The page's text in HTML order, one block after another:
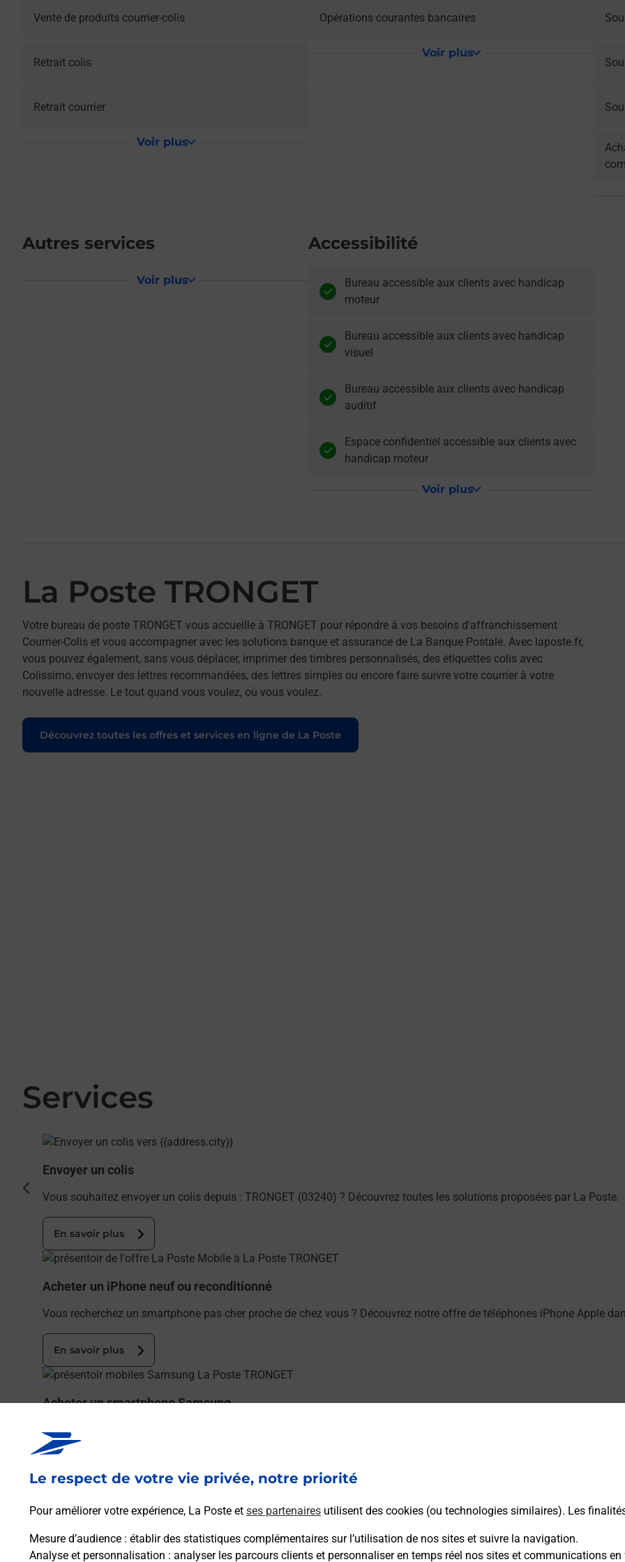
Le respect de votre vie privée, notre priorité
Pour améliorer votre expérience, La Poste et ses partenaires utilisent des cookies (ou technologies similaires). Les
Mesure d’audience : établir des statistiques complémentaires sur l’utilisation de nos sites et suivre la navigation.
Analyse et personnalisation : analyser les parcours clients et personnaliser en temps réel nos sites et communications
Vente de produits courrier-colis
Retrait colis
Retrait courrier
Voir plus
Opérations courantes bancaires
Voir plus
Autres services
Voir plus
Accessibilité
Bureau accessible aux clients avec handicap
moteur
Bureau accessible aux clients avec handicap
visuel
Bureau accessible aux clients avec handicap
auditif
Espace confidentiel accessible aux clients avec
handicap moteur
Voir plus
La Poste TRONGET
Votre bureau de poste TRONGET vous accueille à TRONGET pour répondre à vos besoins d'affranchissement
Courrier-Colis et vous accompagner avec les solutions banque et assurance de La Banque Postale. Avec laposte.fr,
vous pouvez également, sans vous déplacer, imprimer des timbres personnalisés, des étiquettes colis avec
Colissimo, envoyer des lettres recommandées, des lettres simples ou encore faire suivre votre courrier à votre
nouvelle adresse. Le tout quand vous voulez, où vous voulez.
Découvrez toutes les offres et services en ligne de La Poste
Services
En savoir plus
Envoyer un colis
Vous souhaitez envoyer un colis depuis : TRONGET (03240) ? Découvrez toutes les solutions proposées par La Poste.
En savoir plus
En savoir plus
Acheter un iPhone neuf ou reconditionné
Vous recherchez un smartphone pas cher proche de chez vous ? Découvrez notre offre de téléphones iPhone Apple
En savoir plus
En savoir plus
Acheter un smartphone Samsung
Vous recherchez un smartphone pas cher proche de chez vous ? Découvrez notre offre de téléphones mobiles
En savoir plus
Souscrire à la téléassistance
Besoin d’un système de téléassistance à l’intérieur et/ou à l’extérieur de votre domicile ? Découvrez les offres